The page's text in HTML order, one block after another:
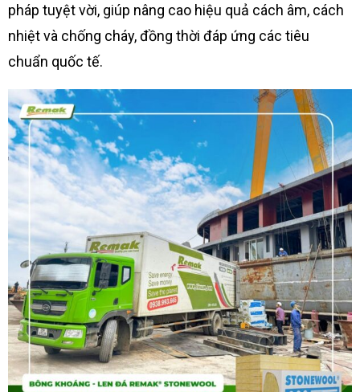
pháp tuyệt vời, giúp nâng cao hiệu quả cách âm, cách
nhiệt và chống cháy, đồng thời đáp ứng các tiêu
chuẩn quốc tế.